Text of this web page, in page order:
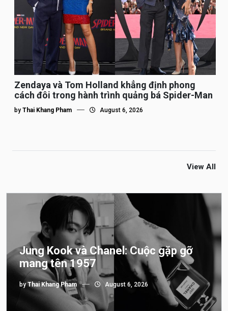
Zendaya và Tom Holland khẳng định phong
cách đôi trong hành trình quảng bá Spider-Man
by Thai Khang Pham August 6, 2026
View All
Jung Kook và Chanel: Cuộc gặp gỡ
mang tên 1957
byThai Khang Pham August 6, 2026